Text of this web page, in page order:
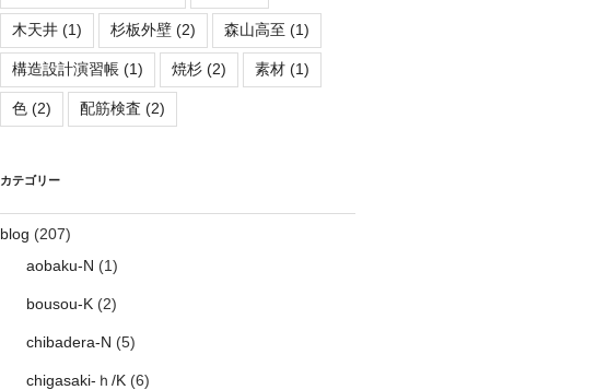
木天井(1) 杉板外壁(2) 森山高至 (1)
構造設計演習帳(1) 焼杉(2) 素材(1)
色(2) 配筋検査 (2)
カテゴリー
blog (207)
aobaku-N (1)
bousou-K(2)
chibadera-N (5)
chigasaki-ｈ/K(6)